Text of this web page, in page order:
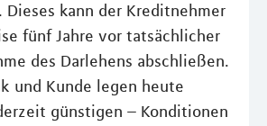
Dieses kann der Kreditnehmer
fünf Jahre vor tatsächlicher
des Darlehens abschließen.
und Kunde legen heute
günstigen – Konditionen